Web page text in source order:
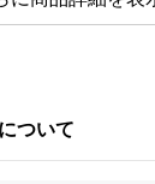
ついて